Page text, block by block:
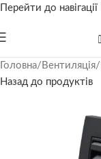
Перейти до навігації
Головна/ Вентиляція/
Назад до продуктів